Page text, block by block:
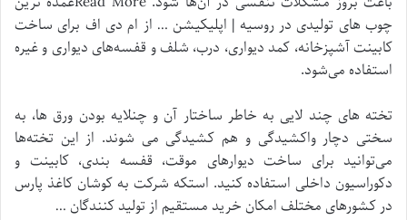
چوب های تولیدی در روسیه | اپلیکیشن … از ام دی اف برای ساخت
کابینت آشپزخانه، کمد دیواری، درب، شلف و قفسه‌های دیواری و غیره
استفاده می‌شود.
تخته های چند لایی به خاطر ساختار آن و چنلایه بودن ورق ها، به
سختی دچار واکشیدگی و هم کشیدگی می شوند. از این تخته‌ها
می‌توانید برای ساخت دیوارهای موقت، قفسه بندی، کابینت و
دکوراسیون داخلی استفاده کنید. استکه شرکت به کوشان کاغذ پارس
در کشورهای مختلف امکان خرید مستقیم از تولید کنندگان …